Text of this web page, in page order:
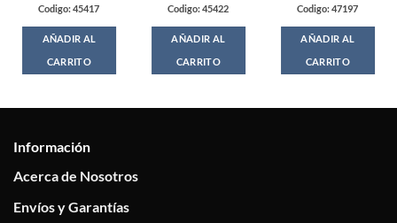
Codigo: 45417
AÑADIR AL
CARRITO
Codigo: 45422
AÑADIR AL
CARRITO
Codigo: 47197
AÑADIR AL
CARRITO
Información
Acerca de Nosotros
Envíos y Garantías